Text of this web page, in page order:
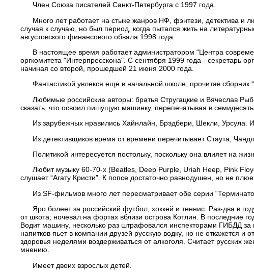
Член Союза писателей Санкт-Петербурга с 1997 года.
Много лет работает на стыке жанров НФ, фэнтези, детектива и
случая к случаю, но был период, когда пытался жить на
августовского финансового обвала 1998 года.
В настоящее время работает администратором “Центра
оргкомитета "Интерпресскона". С сентября 1999 года - секретарь
начиная со второй, прошедшей 21 июня 2000 года.
Фантастикой увлекся еще в начальной школе, прочитав сборник
Любимые российские авторы: братья Стругацкие и Вячеслав
сказать, что освоил пишущую машинку, перепечатывая в
Из зарубежных нравились Хайнлайн, Брэдбери, Шекли, Урсула.
Из детективщиков время от времени перечитывает Стаута,
Политикой интересуется постольку, поскольку она влияет на
Любит музыку 60-70-х (Beatles, Deep Purple, Uriah Heep, Pink
слушает “Агату Кристи”. К попсе достаточно равнодушен, но не
Из SF-фильмов много лет пересматривает обе серии
Яро болеет за российский футбол, хоккей и теннис. Раз-два в
от шкота; ночевал на фортах вблизи острова Котлин. В последние
Водит машину, несколько раз штрафовался инспекторами ГИБДД
напитков пьет в компании друзей русскую водку, но не откажется
здоровья неделями воздерживаться от алкоголя. Считает
мнению.
Имеет двоих взрослых детей.